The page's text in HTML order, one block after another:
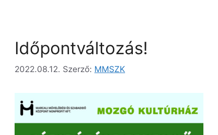
Időpontváltozás!
2022.08.12. Szerző: MMSZK